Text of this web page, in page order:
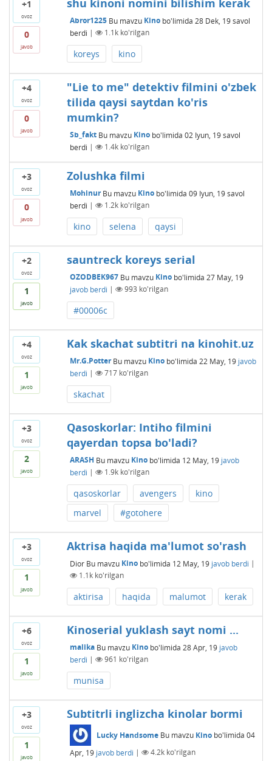
+1
ovoz
0
javob
Abror1225 Bu mavzu Kinobo'limida 28 Dek, 19 savol
berdi | 1.1kko'rilgan
koreys kino
+4
ovoz
0
javob
"Lie to me" detektiv filmini o'zbek
tilida qaysi saytdan ko'ris
mumkin?
Sb_fakt Bu mavzu Kinobo'limida 02 Iyun, 19 savol
berdi | 1.4kko'rilgan
+3
ovoz
0
javob
Zolushka filmi
Mohinur Bu mavzu Kinobo'limida 09 Iyun, 19 savol
berdi | 1.2kko'rilgan
kino selena qaysi
+2
ovoz
1
javob
sauntreck koreys serial
OZODBEK967 Bu mavzu Kinobo'limida 27 May, 19
javob berdi | 993 ko'rilgan
#00006c
+4
ovoz
1
javob
Kak skachat subtitri na kinohit.uz
Mr.G.Potter Bu mavzu Kinobo'limida 22 May, 19 javob
berdi | 717ko'rilgan
skachat
+3
ovoz
2
javob
Qasoskorlar: Intiho filmini
qayerdan topsa bo'ladi?
ARASH Bu mavzu Kinobo'limida 12 May, 19 javob
berdi | 1.9kko'rilgan
qasoskorlar avengers
kino
marvel
#gotohere
+3
ovoz
1
javob
Aktrisa haqida ma'lumot so'rash
Dior Bu mavzu Kinobo'limida 12 May, 19 javob berdi |
1.1kko'rilgan
aktirisa haqida malumot kerak
+6
ovoz
1
javob
Kinoserial yuklash sayt nomi ...
malika Bu mavzu Kinobo'limida 28 Apr, 19 javob
berdi | 961 ko'rilgan
munisa
+3
ovoz
1
javob
Subtitrli inglizcha kinolar bormi
Lucky Handsome Bu mavzu Kinobo'limida 04
Apr, 19 javob berdi | 4.2kko'rilgan